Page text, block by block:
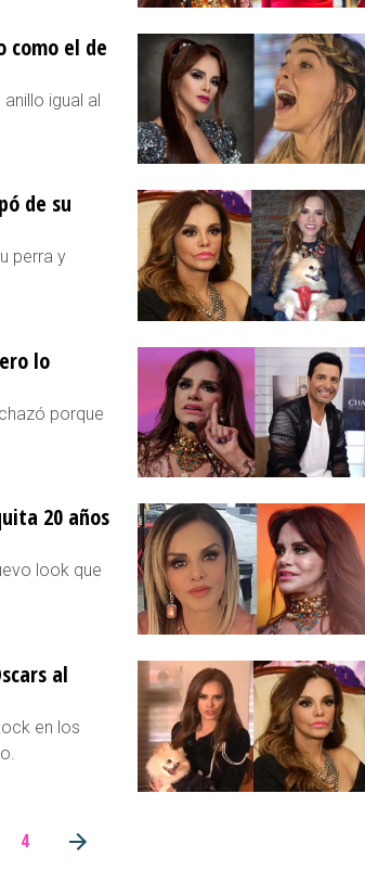
como el de
igual al
de su
perra y
lo
porque
20 años
look que
al
en los
4